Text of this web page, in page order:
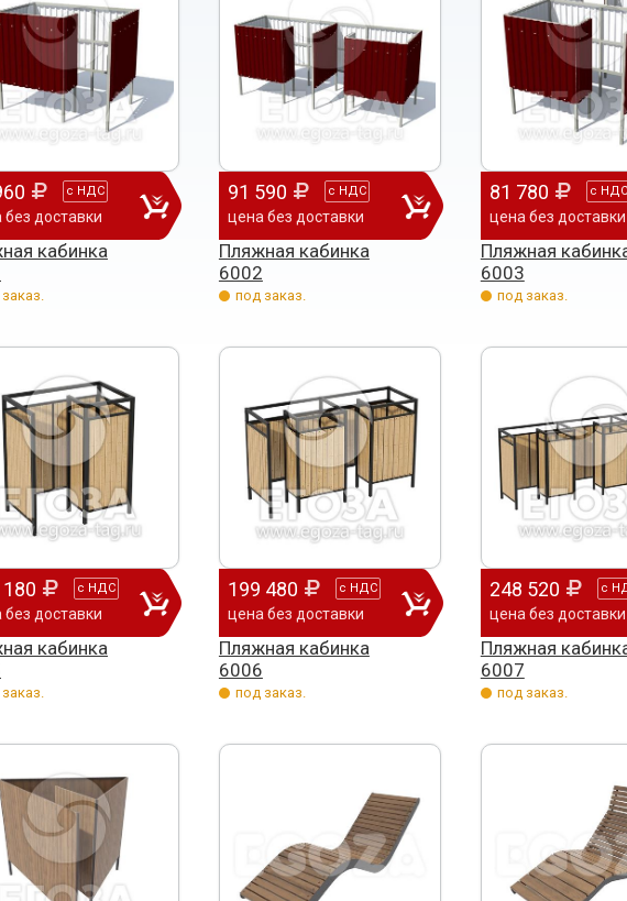
с НДС
без доставки
кабинка
91 590 с НДС
цена без доставки
Пляжная кабинка
6002
под заказ.
81 780 с НДС
цена без доставки
Пляжная
6003
под заказ.
с НДС
без доставки
кабинка
199 480 с НДС
цена без доставки
Пляжная кабинка
6006
под заказ.
248 520 с
цена без доставки
Пляжная
6007
под заказ.